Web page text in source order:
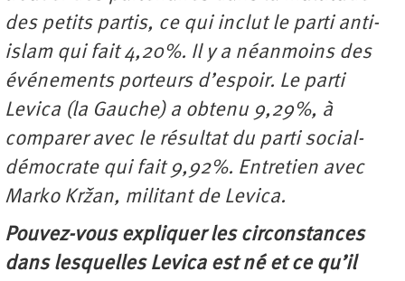
des petits partis, ce qui inclut le parti anti-
islam qui fait 4,20%. Il y a néanmoins des
événements porteurs d’espoir. Le parti
Levica (la Gauche) a obtenu 9,29%, à
comparer avec le résultat du parti social-
démocrate qui fait 9,92%. Entretien avec
Marko Kržan, militant de Levica.
Pouvez-vous expliquer les circonstances
dans lesquelles Levica est né et ce qu’il